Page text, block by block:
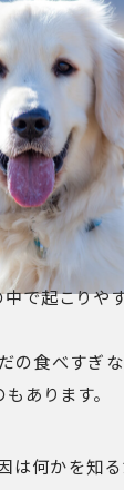
で起こりや
の食べすぎ
あります。
は何かを知る